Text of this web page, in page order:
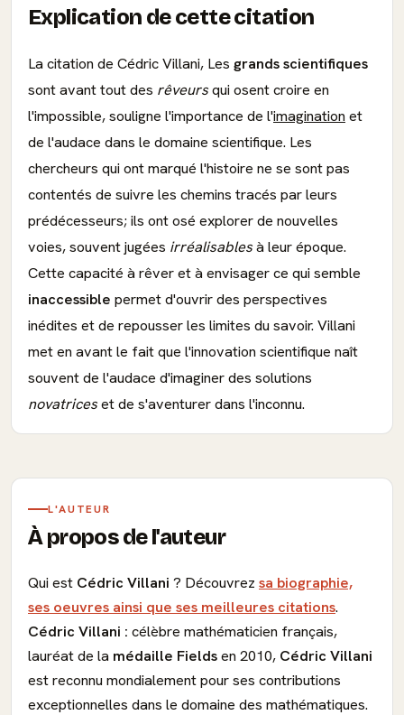
Explication de cette citation
La citation de Cédric Villani, Les grands scientifiques
sont avant tout des rêveursqui osent croire en
l'impossible, souligne l'importance de l'imagination et
de l'audace dans le domaine scientifique. Les
chercheurs qui ont marqué l'histoire ne se sont pas
contentés de suivre les chemins tracés par leurs
prédécesseurs; ils ont osé explorer de nouvelles
voies, souvent jugées irréalisablesà leur époque.
Cette capacité à rêver et à envisager ce qui semble
inaccessible permet d'ouvrir des perspectives
inédites et de repousser les limites du savoir. Villani
met en avant le fait que l'innovation scientifique naît
souvent de l'audace d'imaginer des solutions
novatriceset de s'aventurer dans l'inconnu.
L'AUTEUR
À propos de l'auteur
Qui est Cédric Villani ? Découvrez sa biographie,
ses oeuvres ainsi que ses meilleures citations.
Cédric Villani : célèbre mathématicien français,
lauréat de la médaille Fieldsen 2010, Cédric Villani
est reconnu mondialement pour ses contributions
exceptionnelles dans le domaine des mathématiques.